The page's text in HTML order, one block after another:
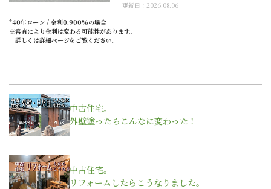
更新日：2026.08.06
*40年ローン / 金利0.900%の場合
※審査により金利は変わる可能性があります。
詳しくは詳細ページをご覧ください。
中古住宅。
外壁塗ったらこんなに変わった！
中古住宅。
リフォームしたらこうなりました。